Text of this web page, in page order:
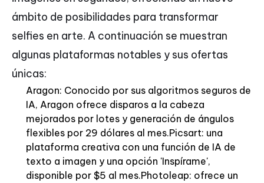
ámbito de posibilidades para transformar
selfies en arte. A continuación se muestran
algunas plataformas notables y sus ofertas
únicas:
Aragon: Conocido por sus algoritmos seguros de
IA, Aragon ofrece disparos a la cabeza
mejorados por lotes y generación de ángulos
flexibles por 29 dólares al mes.Picsart: una
plataforma creativa con una función de IA de
texto a imagen y una opción 'Inspírame',
disponible por $5 al mes.Photoleap: ofrece un